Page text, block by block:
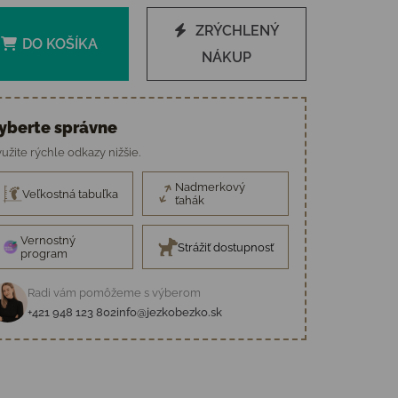
DO KOŠÍKA
ZRÝCHLENÝ
NÁKUP
správne
rýchle odkazy nižšie.
Veľkostná tabuľka
Nadmerkový
ťahák
Vernostný
program
Strážiť dostupnosť
Radi vám pomôžeme s výberom
+421 948 123 802info@jezkobezko.sk